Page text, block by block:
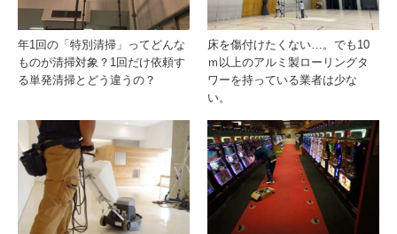
年1回の「特別清掃」ってどんな
ものが清掃対象？1回だけ依頼す
る単発清掃とどう違うの？
床を傷付けたくない…。でも10
ｍ以上のアルミ製ローリングタ
ワーを持っている業者は少な
い。